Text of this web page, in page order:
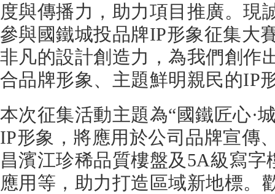
度與傳播力，助力項目推廣。現
參與國鐵城投品牌IP形象征集大
非凡的設計創造力，為我們創作
合品牌形象、主題鮮明親民的IP
本次征集活動主題為“國鐵匠心·
IP形象，將應用於公司品牌宣傳
昌濱江珍稀品質樓盤及5A級寫
應用等，助力打造區域新地標。